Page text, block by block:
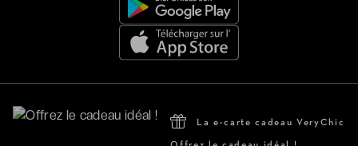
La e-carte cadeau VeryChic